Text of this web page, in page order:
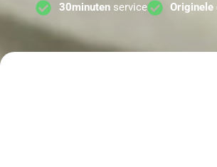
30minutenservice Originele